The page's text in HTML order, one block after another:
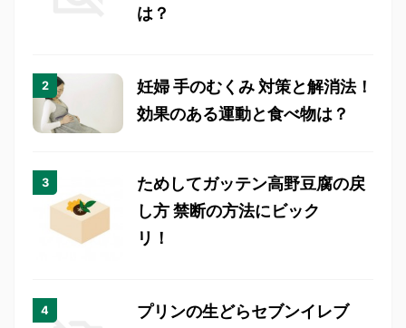
は？
妊婦 手のむくみ 対策と解消法！
効果のある運動と食べ物は？
ためしてガッテン高野豆腐の戻
し方 禁断の方法にビック
リ！
プリンの生どらセブンイレブ